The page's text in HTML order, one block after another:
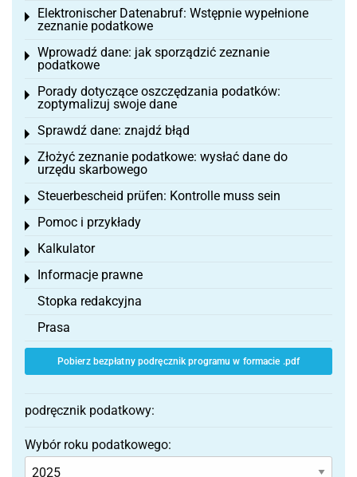
Elektronischer Datenabruf: Wstępnie wypełnione
zeznanie podatkowe
Toggle menu
Wprowadź dane: jak sporządzić zeznanie
podatkowe
Toggle menu
Porady dotyczące oszczędzania podatków:
zoptymalizuj swoje dane
Toggle menu
Sprawdź dane: znajdź błąd
Toggle menu
Złożyć zeznanie podatkowe: wysłać dane do
urzędu skarbowego
Toggle menu
Steuerbescheid prüfen: Kontrolle muss sein
Toggle menu
Pomoc i przykłady
Toggle menu
Kalkulator
Toggle menu
Informacje prawne
Toggle menu
Stopka redakcyjna
Prasa
Pobierz bezpłatny podręcznik programu w formacie .pdf
podręcznik podatkowy:
Wybór roku podatkowego: